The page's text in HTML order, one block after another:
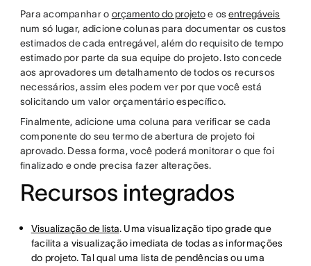
Para acompanhar o orçamento do projetoe osentregáveis
num só lugar, adicione colunas para documentar os custos
estimados de cada entregável, além do requisito de tempo
estimado por parte da sua equipe do projeto. Isto concede
aos aprovadores um detalhamento de todos os recursos
necessários, assim eles podem ver por que você está
solicitando um valor orçamentário específico.
Finalmente, adicione uma coluna para verificar se cada
componente do seu termo de abertura de projeto foi
aprovado. Dessa forma, você poderá monitorar o que foi
finalizado e onde precisa fazer alterações.
Recursos integrados
Visualização de lista. Uma visualização tipo grade que
facilita a visualização imediata de todas as informações
do projeto. Tal qual uma lista de pendências ou uma